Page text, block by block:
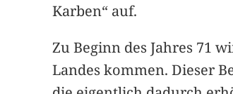
Karben“ auf.
Zu Beginn des Jahres 71
Landes kommen. Dieser